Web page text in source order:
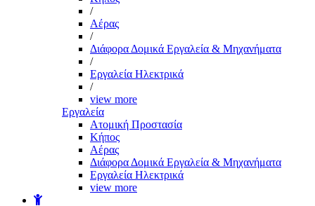
/
Αέρας
/
Διάφορα Δομικά Εργαλεία & Μηχανήματα
/
Εργαλεία Ηλεκτρικά
/
view more
Εργαλεία
Aτομική Προστασία
Kήπος
Αέρας
Διάφορα Δομικά Εργαλεία & Μηχανήματα
Εργαλεία Ηλεκτρικά
view more